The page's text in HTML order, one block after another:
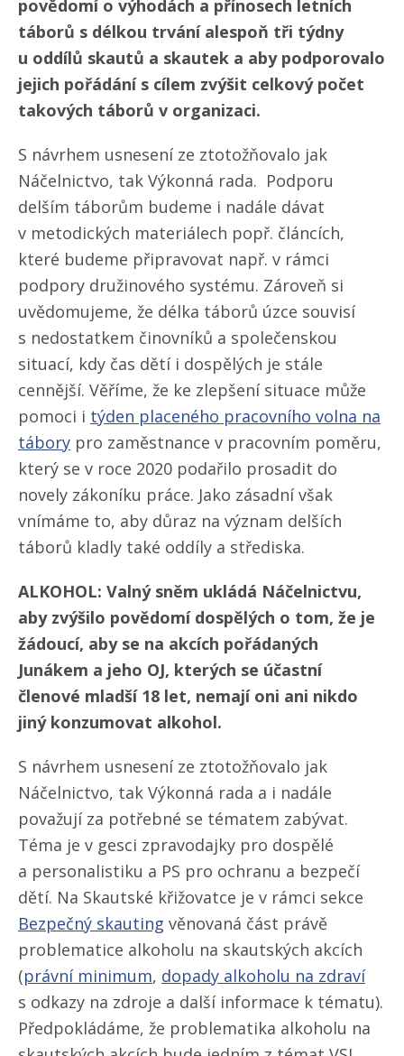
povědomí o výhodách a přínosech letních
táborů s délkou trvání alespoň tři týdny
u oddílů skautů a skautek a aby podporovalo
jejich pořádání s cílem zvýšit celkový počet
takových táborů v organizaci.
S návrhem usnesení ze ztotožňovalo jak
Náčelnictvo, tak Výkonná rada. Podporu
delším táborům budeme i nadále dávat
v metodických materiálech popř. článcích,
které budeme připravovat např. v rámci
podpory družinového systému. Zároveň si
uvědomujeme, že délka táborů úzce souvisí
s nedostatkem činovníků a společenskou
situací, kdy čas dětí i dospělých je stále
cennější. Věříme, že ke zlepšení situace může
pomoci i týden placeného pracovního volna na
tábory pro zaměstnance v pracovním poměru,
který se v roce 2020 podařilo prosadit do
novely zákoníku práce. Jako zásadní však
vnímáme to, aby důraz na význam delších
táborů kladly také oddíly a střediska.
ALKOHOL: Valný sněm ukládá Náčelnictvu,
aby zvýšilo povědomí dospělých o tom, že je
žádoucí, aby se na akcích pořádaných
Junákem a jeho OJ, kterých se účastní
členové mladší 18 let, nemají oni ani nikdo
jiný konzumovat alkohol.
S návrhem usnesení ze ztotožňovalo jak
Náčelnictvo, tak Výkonná rada a i nadále
považují za potřebné se tématem zabývat.
Téma je v gesci zpravodajky pro dospělé
a personalistiku a PS pro ochranu a bezpečí
dětí. Na Skautské křižovatce je v rámci sekce
Bezpečný skauting věnovaná část právě
problematice alkoholu na skautských akcích
(právní minimum, dopady alkoholu na zdraví
s odkazy na zdroje a další informace k tématu).
Předpokládáme, že problematika alkoholu na